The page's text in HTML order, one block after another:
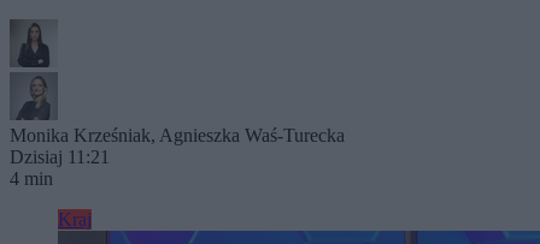
Monika Krześniak, Agnieszka Waś-Turecka
Dzisiaj 11:21
4 min
Kraj